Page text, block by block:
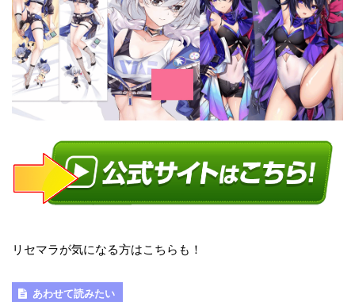
リセマラが気になる方はこちらも！
あわせて読みたい